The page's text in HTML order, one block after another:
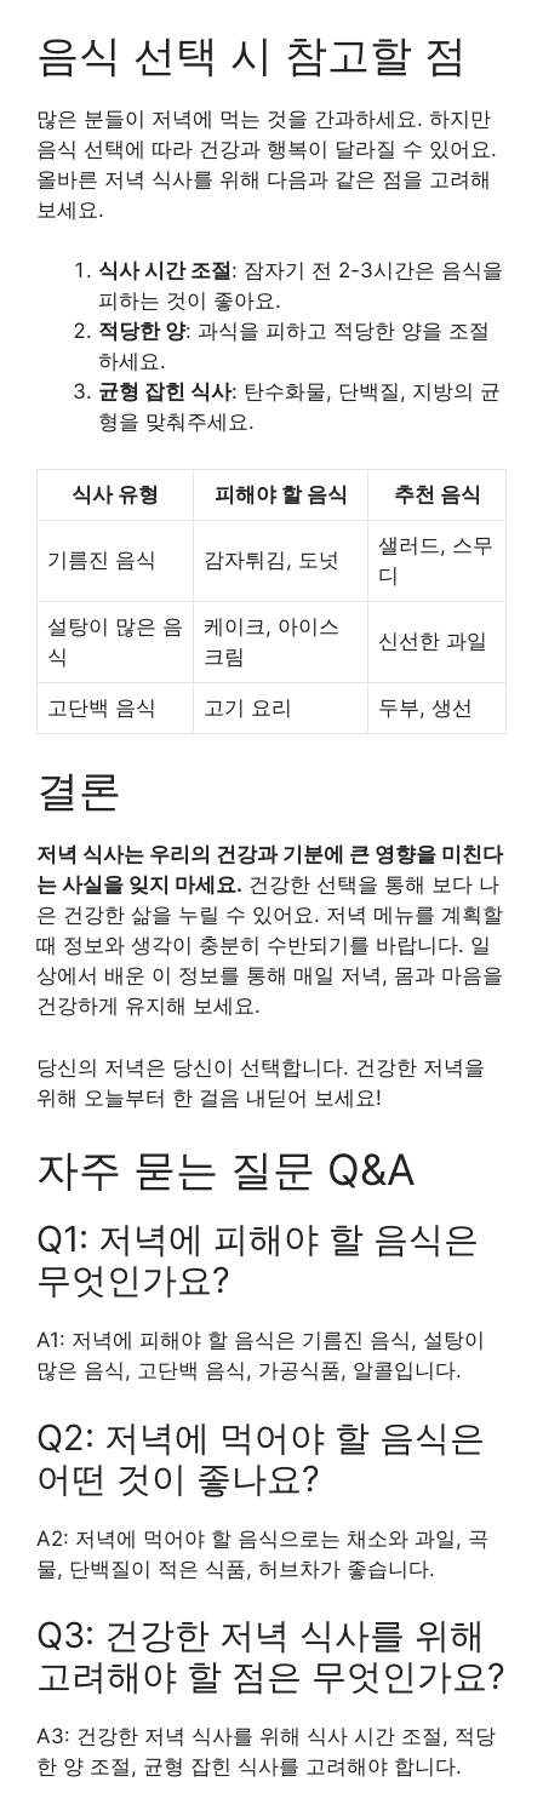
음식 선택 시 참고할 점
많은 분들이 저녁에 먹는 것을 간과하세요. 하지만
음식 선택에 따라 건강과 행복이 달라질 수 있어요.
올바른 저녁 식사를 위해 다음과 같은 점을 고려해
보세요.
식사 시간 조절: 잠자기 전 2-3시간은 음식을
피하는 것이 좋아요.
적당한 양: 과식을 피하고 적당한 양을 조절
하세요.
균형 잡힌 식사: 탄수화물, 단백질, 지방의 균
형을 맞춰주세요.
식사 유형 피해야 할 음식 추천 음식
기름진 음식 감자튀김, 도넛
샐러드, 스무
디
설탕이 많은 음
식
케이크, 아이스
크림
신선한 과일
고단백 음식 고기 요리 두부, 생선
결론
저녁 식사는 우리의 건강과 기분에 큰 영향을 미친다
는 사실을 잊지 마세요. 건강한 선택을 통해 보다 나
은 건강한 삶을 누릴 수 있어요. 저녁 메뉴를 계획할
때 정보와 생각이 충분히 수반되기를 바랍니다. 일
상에서 배운 이 정보를 통해 매일 저녁, 몸과 마음을
건강하게 유지해 보세요.
당신의 저녁은 당신이 선택합니다. 건강한 저녁을
위해 오늘부터 한 걸음 내딛어 보세요!
자주 묻는 질문 Q&A
Q1: 저녁에 피해야 할 음식은
무엇인가요?
A1: 저녁에 피해야 할 음식은 기름진 음식, 설탕이
많은 음식, 고단백 음식, 가공식품, 알콜입니다.
Q2: 저녁에 먹어야 할 음식은
어떤 것이 좋나요?
A2: 저녁에 먹어야 할 음식으로는 채소와 과일, 곡
물, 단백질이 적은 식품, 허브차가 좋습니다.
Q3: 건강한 저녁 식사를 위해
고려해야 할 점은 무엇인가요?
A3: 건강한 저녁 식사를 위해 식사 시간 조절, 적당
한 양 조절, 균형 잡힌 식사를 고려해야 합니다.